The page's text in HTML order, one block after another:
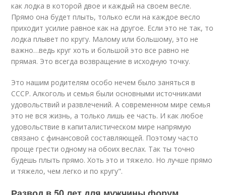
как лодка в которой двое и каждый на своем весле.
Прямо она будет плыть, только если на каждое весло
приходит усилие равное как на другое. Если это не так, то
лодка плывет по кругу. Малому или большому, это не
важно…ведь круг хоть и большой это все равно не
прямая. Это всегда возвращение в исходную точку.
Это нашим родителям особо нечем было заняться в
СССР. Алкоголь и семья были основными источниками
удовольствий и развлечений. А современном мире семья
это не вся жизнь, а только лишь ее часть. И как любое
удовольствие в капиталистическом мире напрямую
связано с финансовой составляющей. Поэтому часто
проще грести одному на обоих веслах. Так ты точно
будешь плыть прямо. Хоть это и тяжело. Но лучше прямо
и тяжело, чем легко и по кругу".